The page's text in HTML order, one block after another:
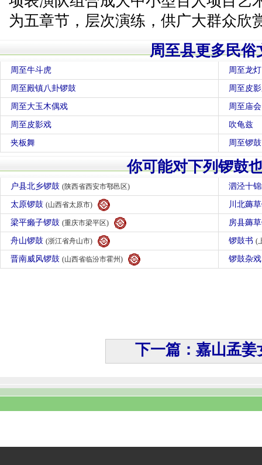
为五章节，层次演练，供广大群众欣
周至县更多民俗
周至牛斗虎 周至龙灯
周至殿镇八卦锣鼓 周至皮
周至大玉木偶戏 周至庙会
周至皮影戏 吹龟兹
夹板舞 周至锣鼓
你可能对下列锣鼓
户县北乡锣鼓 (陕西省西安市鄠邑区) 泗泾十
太原锣鼓 (山西省太原市) 川北薅
梁平癞子锣鼓 (重庆市梁平区) 房县薅
舟山锣鼓 (浙江省舟山市) 锣鼓书 (
晋南威风锣鼓 (山西省临汾市霍州) 锣鼓杂
下一篇：嘉山孟姜